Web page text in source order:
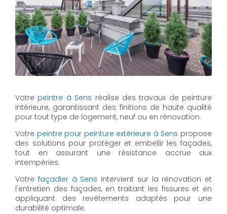
Votre peintre à Sens réalise des travaux de peinture
intérieure, garantissant des finitions de haute qualité
pour tout type de logement, neuf ou en rénovation.
Votre peintre pour peinture extérieure à Sens propose
des solutions pour protéger et embellir les façades,
tout en assurant une résistance accrue aux
intempéries.
Votre façadier à Sens intervient sur la rénovation et
l'entretien des façades, en traitant les fissures et en
appliquant des revêtements adaptés pour une
durabilité optimale.